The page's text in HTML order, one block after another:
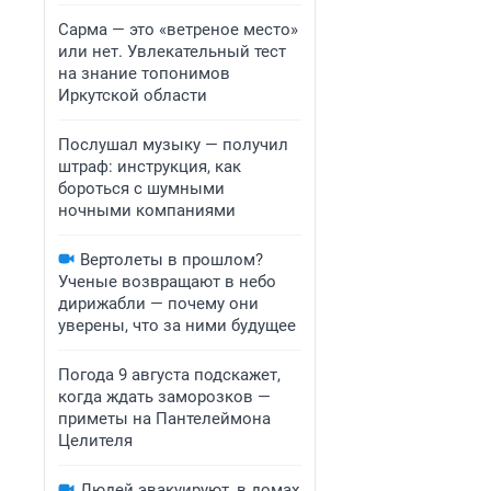
Сарма — это «ветреное место»
или нет. Увлекательный тест
на знание топонимов
Иркутской области
Послушал музыку — получил
штраф: инструкция, как
бороться с шумными
ночными компаниями
Вертолеты в прошлом?
Ученые возвращают в небо
дирижабли — почему они
уверены, что за ними будущее
Погода 9 августа подскажет,
когда ждать заморозков —
приметы на Пантелеймона
Целителя